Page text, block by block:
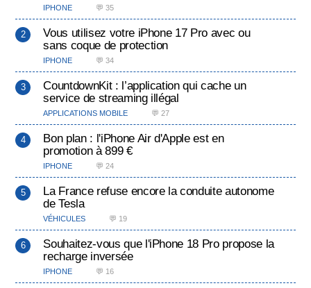
IPHONE 💬 35
Vous utilisez votre iPhone 17 Pro avec ou
sans coque de protection
IPHONE 💬 34
CountdownKit : l’application qui cache un
service de streaming illégal
APPLICATIONS MOBILE 💬 27
Bon plan : l'iPhone Air d'Apple est en
promotion à 899 €
IPHONE 💬 24
La France refuse encore la conduite autonome
de Tesla
VÉHICULES 💬 19
Souhaitez-vous que l'iPhone 18 Pro propose la
recharge inversée
IPHONE 💬 16